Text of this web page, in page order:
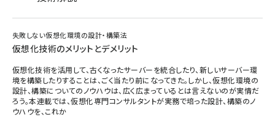
失敗しない仮想化環境の設計・構築法
仮想化技術のメリットとデメリット
仮想化技術を活用して、古くなったサーバーを統合したり、新しいサーバー環
境を構築したりすることは、ごく当たり前になってきた。しかし、仮想化環境の
設計、構築についてのノウハウは、広く広まっているとは言えないのが実情だ
ろう。本連載では、仮想化専門コンサルタントが実務で培った設計、構築のノ
ウハウを、これか